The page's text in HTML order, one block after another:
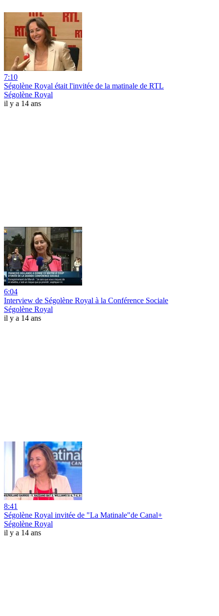
7:10
Ségolène Royal était l'invitée de la matinale de RTL
Ségolène Royal
il y a 14 ans
6:04
Interview de Ségolène Royal à la Conférence Sociale
Ségolène Royal
il y a 14 ans
8:41
Ségolène Royal invitée de "La Matinale"de Canal+
Ségolène Royal
il y a 14 ans